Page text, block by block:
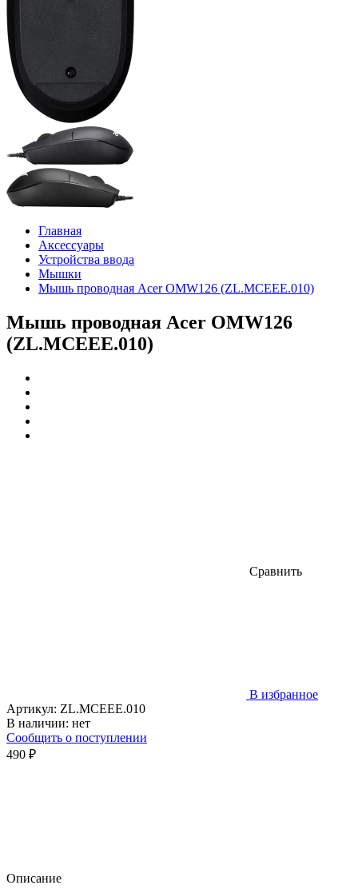
Главная
Аксессуары
Устройства ввода
Мышки
Мышь проводная Acer OMW126 (ZL.MCEEE.010)
Мышь проводная Acer OMW126
(ZL.MCEEE.010)
Сравнить
В избранное
Артикул: ZL.MCEEE.010
В наличии: нет
Сообщить о поступлении
490 ₽
Описание